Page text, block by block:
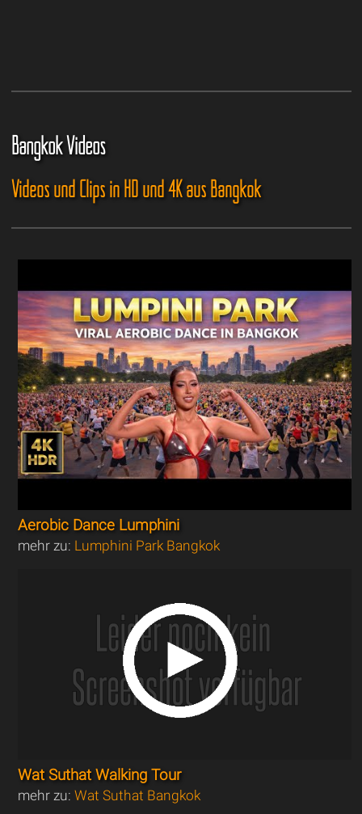
Bangkok Videos
Videos und Clips in HD und 4K aus Bangkok
Aerobic Dance Lumphini
mehr zu: Lumphini Park Bangkok
Wat Suthat Walking Tour
mehr zu:Wat Suthat Bangkok